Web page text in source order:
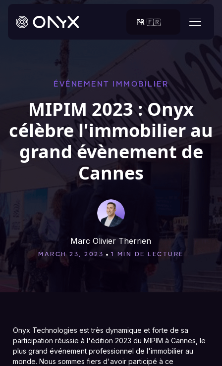
FR 🇫🇷
ÉVÉNEMENT IMMOBILIER
MIPIM 2023 : Onyx
célèbre l'immobilier au
grand évènement de
Cannes
Marc Olivier Therrien
MARCH 23, 2023 • 1 MIN DE LECTURE
Onyx Technologies est très dynamique et forte de sa
participation réussie à l'édition 2023 du MIPIM à Cannes, le
plus grand événement professionnel de l'immobilier au
monde. Nous sommes fiers d'avoir participé à ce